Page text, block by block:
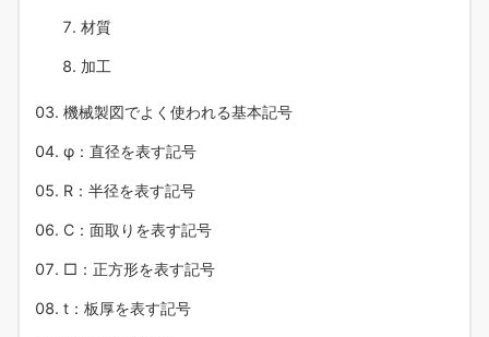
材質
加工
機械製図でよく使われる基本記号
φ：直径を表す記号
R：半径を表す記号
C：面取りを表す記号
□：正方形を表す記号
t：板厚を表す記号